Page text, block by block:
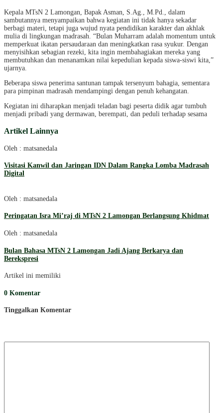
Kepala MTsN 2 Lamongan, Bapak Asman, S.Ag., M.Pd., dalam
sambutannya menyampaikan bahwa kegiatan ini tidak hanya sekadar
berbagi materi, tetapi juga wujud nyata pendidikan karakter dan akhlak
mulia di lingkungan madrasah. “Bulan Muharram adalah momentum untuk
memperkuat ikatan persaudaraan dan meningkatkan rasa syukur. Dengan
menyisihkan sebagian rezeki, kita ingin membahagiakan mereka yang
membutuhkan dan menanamkan nilai kepedulian kepada siswa-siswi kita,”
ujarnya.
Beberapa siswa penerima santunan tampak tersenyum bahagia, sementara
para pimpinan madrasah mendampingi dengan penuh kehangatan.
Kegiatan ini diharapkan menjadi teladan bagi peserta didik agar tumbuh
menjadi pribadi yang dermawan, berempati, dan peduli terhadap sesama
Artikel Lainnya
Oleh : matsanedala
Visitasi Kanwil dan Jaringan IDN Dalam Rangka Lomba Madrasah
Digital
Oleh : matsanedala
Peringatan Isra Mi’raj di MTsN 2 Lamongan Berlangsung Khidmat
Oleh : matsanedala
Bulan Bahasa MTsN 2 Lamongan Jadi Ajang Berkarya dan
Berekspresi
Artikel ini memiliki
0 Komentar
Tinggalkan Komentar